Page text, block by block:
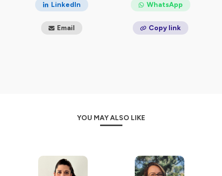
LinkedIn WhatsApp
Email Copy link
YOU MAY ALSO LIKE